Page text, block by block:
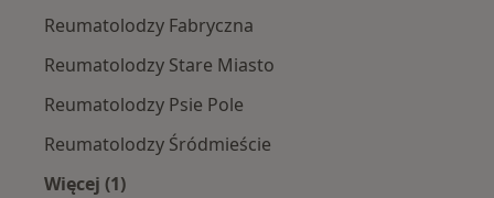
Reumatolodzy Fabryczna
Reumatolodzy Stare Miasto
Reumatolodzy Psie Pole
Reumatolodzy Śródmieście
Więcej (1)